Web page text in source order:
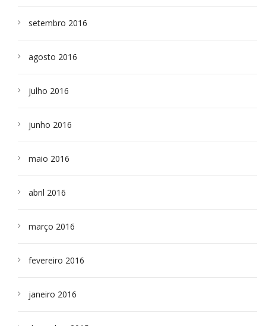
setembro 2016
agosto 2016
julho 2016
junho 2016
maio 2016
abril 2016
março 2016
fevereiro 2016
janeiro 2016